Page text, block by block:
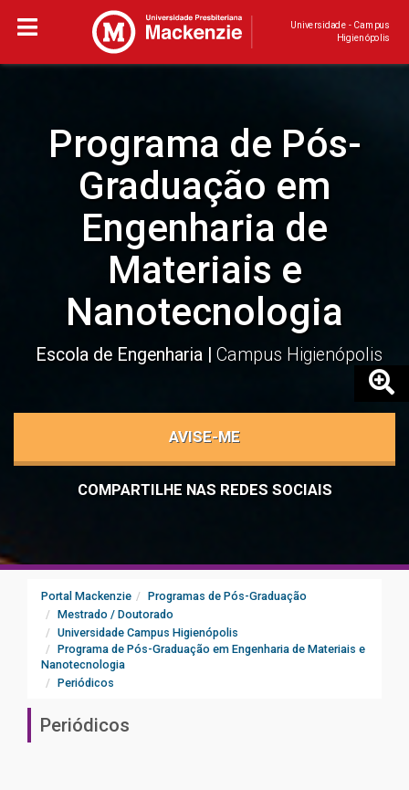
Universidade - Campus
Higienópolis
Programa de Pós-
Graduação em
Engenharia de
Materiais e
Nanotecnologia
Escola de Engenharia Campus Higienópolis
AVISE-ME
COMPARTILHE NAS REDES SOCIAIS
Portal Mackenzie
Programas de Pós-Graduação
Mestrado / Doutorado
Universidade Campus Higienópolis
Programa de Pós-Graduação em Engenharia de Materiais e
Nanotecnologia
Periódicos
Periódicos